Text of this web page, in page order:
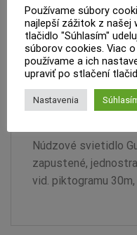
POPIS
ĎALŠIE INFORMÁCIE
PRODUKTOVÝ LIST
RECENZIE (0)
Núdzové svietidlo
zapustené,
vid. piktogramu
Používame súbory
najlepší zážitok z našej
tlačidlo "Súhlasím"
súborov cookies. Viac
používame a ich
upraviť po stlačení
Nastavenia